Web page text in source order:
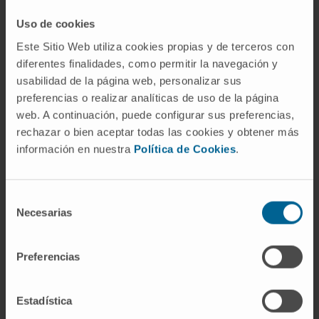
Uso de cookies
Este Sitio Web utiliza cookies propias y de terceros con
diferentes finalidades, como permitir la navegación y
usabilidad de la página web, personalizar sus
preferencias o realizar analíticas de uso de la página
web. A continuación, puede configurar sus preferencias,
rechazar o bien aceptar todas las cookies y obtener más
información en nuestra Política de Cookies.
Necesarias
Preferencias
Estadística
tumores ósseos.
O nosso Departamento de Ortopedia e
Traumatologia
A nossa equipa de
Traumatologia com experiência em